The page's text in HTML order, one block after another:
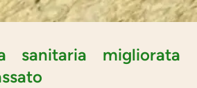
sanitaria migliorata